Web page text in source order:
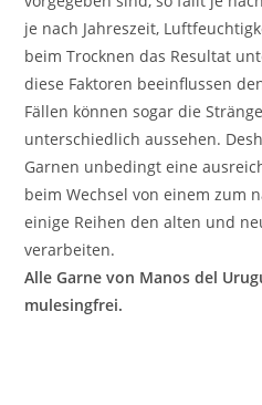
je nach Jahreszeit,
beim Trocknen das Resultat
diese Faktoren beeinflussen
Fällen können sogar die
unterschiedlich aussehen.
Garnen unbedingt eine
beim Wechsel von einem zum
einige Reihen den alten und
verarbeiten.
Alle Garne von Manos del
mulesingfrei.